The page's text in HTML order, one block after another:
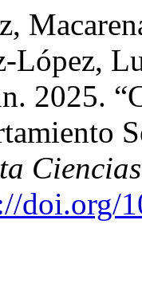
López,
2025.
doi.org/